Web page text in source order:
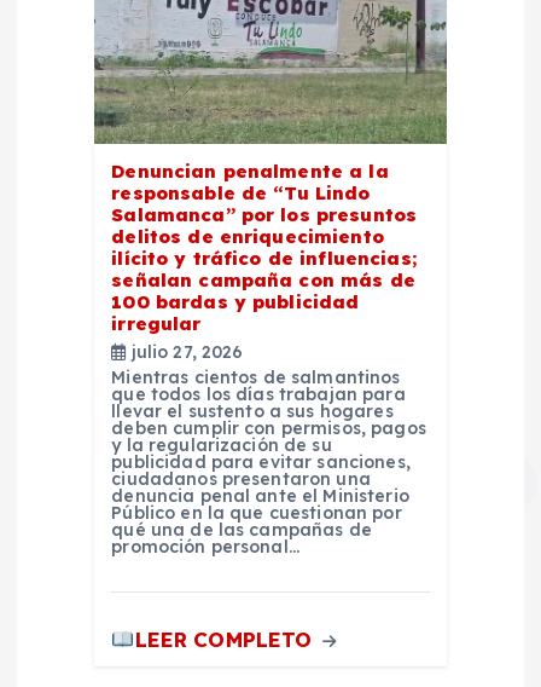
Denuncian penalmente a la
responsable de “Tu Lindo
Salamanca” por los presuntos
delitos de enriquecimiento
ilícito y tráfico de influencias;
señalan campaña con más de
100 bardas y publicidad
irregular
julio 27, 2026
Mientras cientos de salmantinos
que todos los días trabajan para
llevar el sustento a sus hogares
deben cumplir con permisos, pagos
y la regularización de su
publicidad para evitar sanciones,
ciudadanos presentaron una
denuncia penal ante el Ministerio
Público en la que cuestionan por
qué una de las campañas de
promoción personal…
LEER COMPLETO